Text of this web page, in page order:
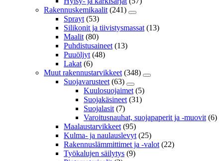
Rakennuskemikaalit (241)
Sprayt (53)
Silikonit ja tiivistysmassat (13)
Maalit (80)
Puhdistusaineet (13)
Puuöljyt (48)
Lakat (6)
Muut rakennustarvikkeet (348)
Suojavarusteet (63)
Kuulosuojaimet (5)
Suojakäsineet (31)
Suojalasit (7)
Varoitusnauhat, suojapaperit ja -muovit (6)
Maalaustarvikkeet (95)
Kulma- ja naulauslevyt (25)
Rakennuslämmittimet ja -valot (22)
Työkalujen säilytys (9)